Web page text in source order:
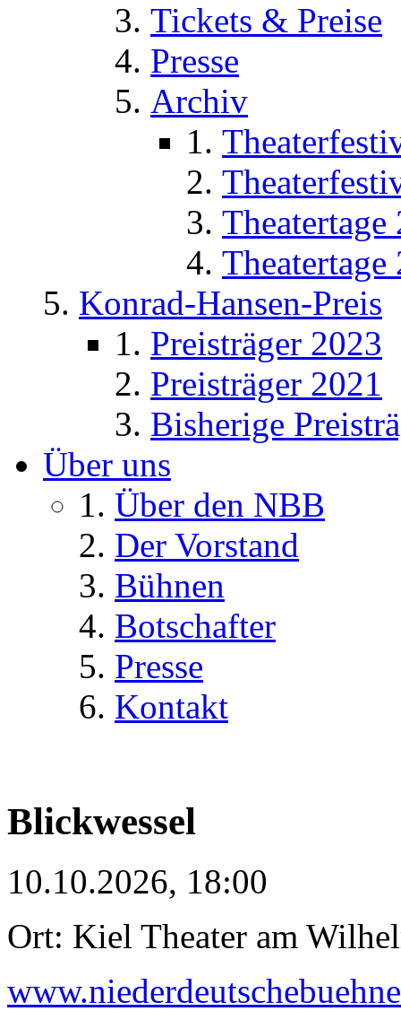
Tickets & Preise
Presse
Archiv
Theatertage
Theatertage
Konrad-Hansen-Preis
Preisträger 2023
Preisträger 2021
Bisherige
Über uns
Über den NBB
Der Vorstand
Bühnen
Botschafter
Presse
Kontakt
Blickwessel
10.10.2026, 18:00
Ort: Kiel Theater am